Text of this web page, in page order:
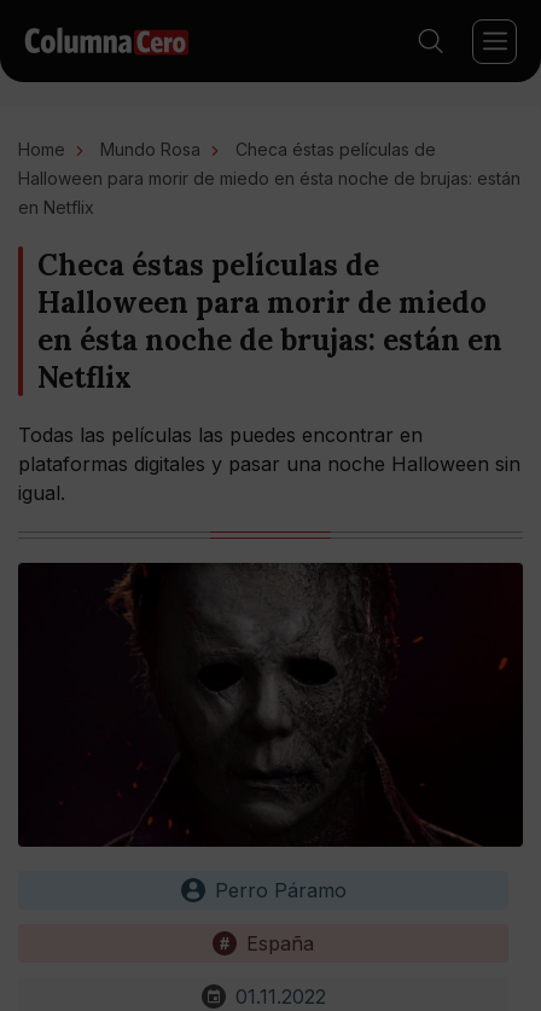
Home Mundo Rosa
Checa éstas películas de
Halloween para morir de miedo en ésta noche de brujas: están
en Netflix
Checa éstas películas de
Halloween para morir de miedo
en ésta noche de brujas: están en
Netflix
Todas las películas las puedes encontrar en
plataformas digitales y pasar una noche Halloween sin
igual.
Perro Páramo
España
01.11.2022